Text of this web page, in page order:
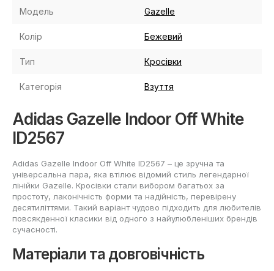
Модель Gazelle
Колір Бежевий
Тип Кросівки
Категорія Взуття
Adidas Gazelle Indoor Off White
ID2567
Adidas Gazelle Indoor Off White ID2567 – це зручна та
універсальна пара, яка втілює відомий стиль легендарної
лінійки Gazelle. Кросівки стали вибором багатьох за
простоту, лаконічність форми та надійність, перевірену
десятиліттями. Такий варіант чудово підходить для любителів
повсякденної класики від одного з найулюбленіших брендів
сучасності.
Матеріали та довговічність